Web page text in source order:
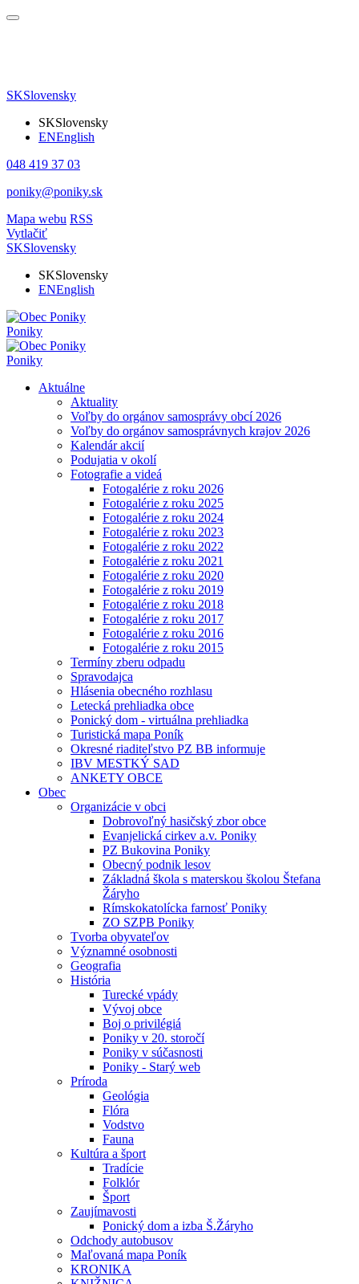
SKSlovensky
SKSlovensky
ENEnglish
048 419 37 03
poniky@poniky.sk
Mapa webu RSS
Vytlačiť
SKSlovensky
SKSlovensky
ENEnglish
Poniky
Poniky
Aktuálne
Aktuality
Voľby do orgánov samosprávy obcí 2026
Voľby do orgánov samosprávnych krajov 2026
Kalendár akcií
Podujatia v okolí
Fotografie a videá
Fotogalérie z roku 2026
Fotogalérie z roku 2025
Fotogalérie z roku 2024
Fotogalérie z roku 2023
Fotogalérie z roku 2022
Fotogalérie z roku 2021
Fotogalérie z roku 2020
Fotogalérie z roku 2019
Fotogalérie z roku 2018
Fotogalérie z roku 2017
Fotogalérie z roku 2016
Fotogalérie z roku 2015
Termíny zberu odpadu
Spravodajca
Hlásenia obecného rozhlasu
Letecká prehliadka obce
Ponický dom - virtuálna prehliadka
Turistická mapa Poník
Okresné riaditeľstvo PZ BB informuje
IBV MESTKÝ SAD
ANKETY OBCE
Obec
Organizácie v obci
Dobrovoľný hasičský zbor obce
Evanjelická cirkev a.v. Poniky
PZ Bukovina Poniky
Obecný podnik lesov
Základná škola s materskou školou Štefana
Žáryho
Rímskokatolícka farnosť Poniky
ZO SZPB Poniky
Tvorba obyvateľov
Významné osobnosti
Geografia
História
Turecké vpády
Vývoj obce
Boj o privilégiá
Poniky v 20. storočí
Poniky v súčasnosti
Poniky - Starý web
Príroda
Geológia
Flóra
Vodstvo
Fauna
Kultúra a šport
Tradície
Folklór
Šport
Zaujímavosti
Ponický dom a izba Š.Žáryho
Odchody autobusov
Maľovaná mapa Poník
KRONIKA